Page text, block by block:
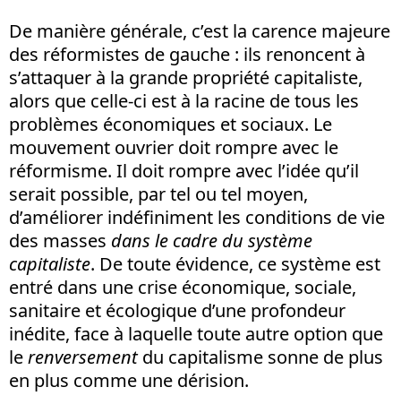
De manière générale, c’est la carence majeure
des réformistes de gauche : ils renoncent à
s’attaquer à la grande propriété capitaliste,
alors que celle-ci est à la racine de tous les
problèmes économiques et sociaux. Le
mouvement ouvrier doit rompre avec le
réformisme. Il doit rompre avec l’idée qu’il
serait possible, par tel ou tel moyen,
d’améliorer indéfiniment les conditions de vie
des masses dans le cadre du système
capitaliste. De toute évidence, ce système est
entré dans une crise économique, sociale,
sanitaire et écologique d’une profondeur
inédite, face à laquelle toute autre option que
lerenversementdu capitalisme sonne de plus
en plus comme une dérision.